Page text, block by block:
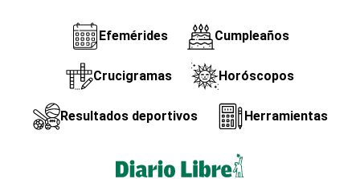
Efemérides Cumpleaños
Crucigramas Horóscopos
Resultados deportivos Herramientas